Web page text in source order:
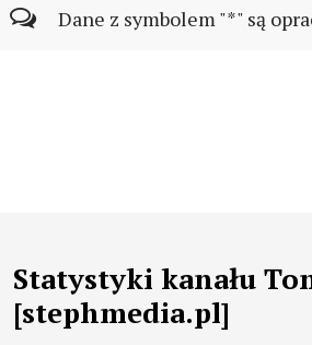
Dane z symbolem "*" są
Statystyki kanału
[stephmedia.pl]